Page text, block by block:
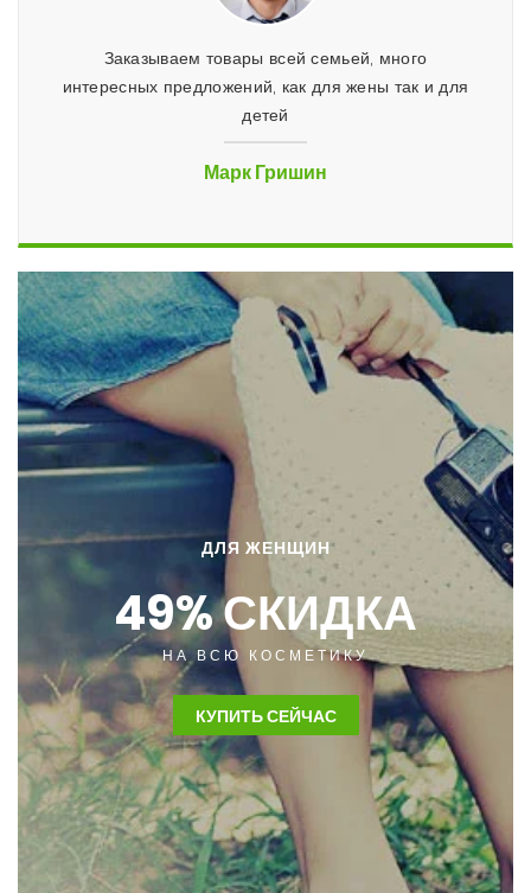
Заказываем товары всей семьей, много
интересных предложений, как для жены так и для
детей
Марк Гришин
ДЛЯ ЖЕНЩИН
49% СКИДКА
НА ВСЮ КОСМЕТИКУ
КУПИТЬ СЕЙЧАС